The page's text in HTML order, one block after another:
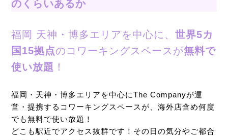
のくらいあるか
福岡 天神・博多エリアを中心に、世界5カ
国15拠点のコワーキングスペースが無料で
使い放題 ！
福岡・天神・博多エリアを中心にThe Companyが運
営・提携するコワーキングスペースが、海外店含め何度
でも無料で使い放題！
どこも駅近でアクセス抜群です！その日の気分やご都合